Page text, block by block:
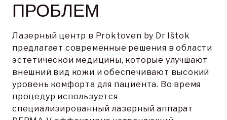
ПРОБЛЕМ
Лазерный центр в Proktoven by Dr Ištok
предлагает современные решения в области
эстетической медицины, которые улучшают
внешний вид кожи и обеспечивают высокий
уровень комфорта для пациента. Во время
процедур используется
специализированный лазерный аппарат